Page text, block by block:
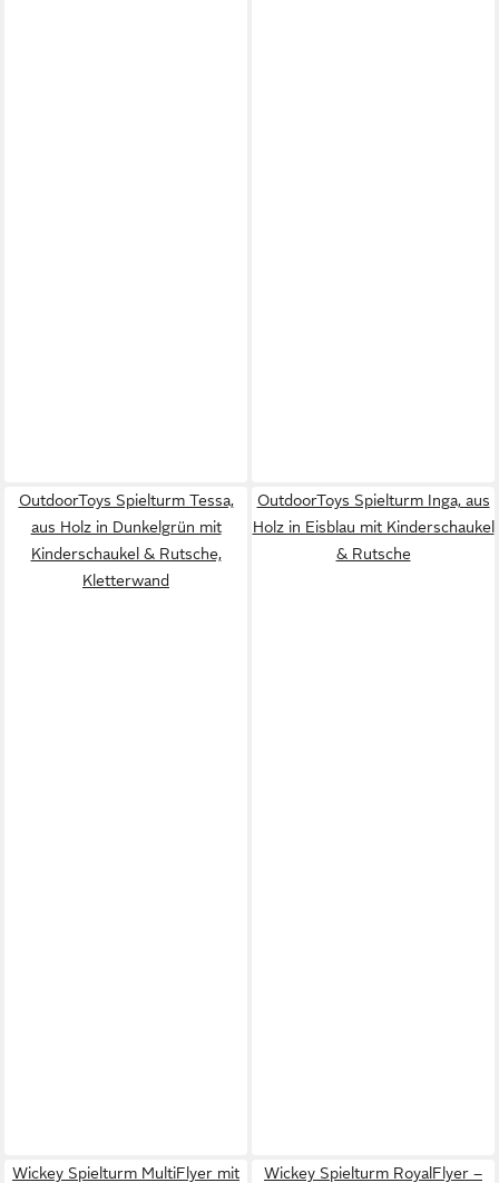
OutdoorToys Spielturm Tessa,
aus Holz in Dunkelgrün mit
Kinderschaukel & Rutsche,
Kletterwand
OutdoorToys Spielturm Inga, aus
Holz in Eisblau mit Kinderschaukel
& Rutsche
Wickey Spielturm MultiFlyer mit
Wickey Spielturm RoyalFlyer –